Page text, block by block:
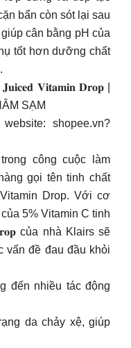
bẩn còn sót lại sau
cân bằng pH của
tốt hơn dưỡng chất
𝐕𝐢𝐭𝐚𝐦𝐢𝐧 𝐃𝐫𝐨𝐩 |
SẠM
shopee.vn?
công cuộc làm
gọi tên tinh chất
Drop. Với cơ
5% Vitamin C tinh
của nhà Klairs sẽ
vấn đề đau đầu khỏi
đến nhiều tác động
da chảy xệ, giúp